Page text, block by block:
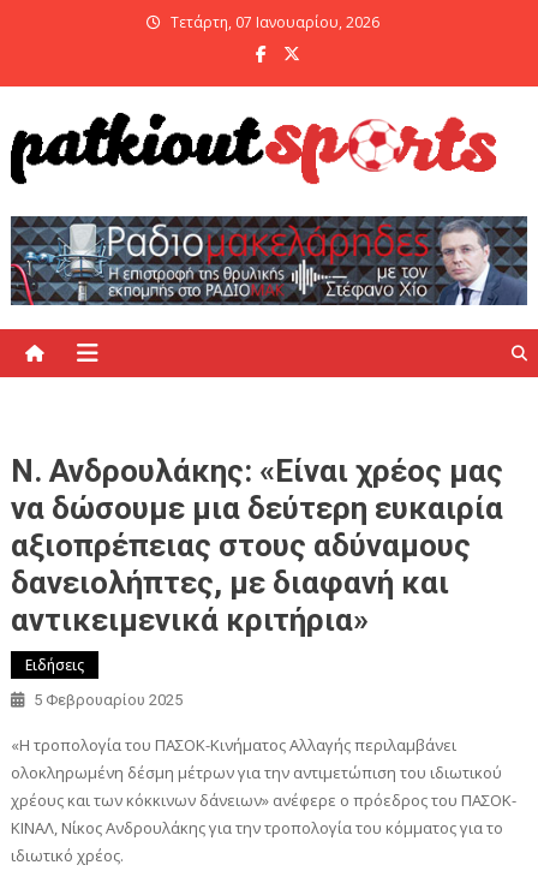
Τετάρτη, 07 Ιανουαρίου, 2026
Ν. Ανδρουλάκης: «Είναι χρέος μας
να δώσουμε μια δεύτερη ευκαιρία
αξιοπρέπειας στους αδύναμους
δανειολήπτες, με διαφανή και
αντικειμενικά κριτήρια»
Ειδήσεις
5 Φεβρουαρίου 2025
«Η τροπολογία του ΠΑΣΟΚ-Κινήματος Αλλαγής περιλαμβάνει
ολοκληρωμένη δέσμη μέτρων για την αντιμετώπιση του ιδιωτικού
χρέους και των κόκκινων δάνειων» ανέφερε ο πρόεδρος του ΠΑΣΟΚ-
ΚΙΝΑΛ, Νίκος Ανδρουλάκης για την τροπολογία του κόμματος για το
ιδιωτικό χρέος.